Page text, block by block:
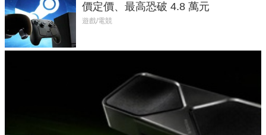
價定價、最高恐破 4.8 萬元
遊戲/電競